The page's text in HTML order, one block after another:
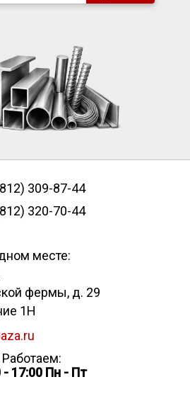
309-87-44
320-70-44
месте:
фермы, д. 29
1Н
Работаем:
- 17:00 Пн - Пт